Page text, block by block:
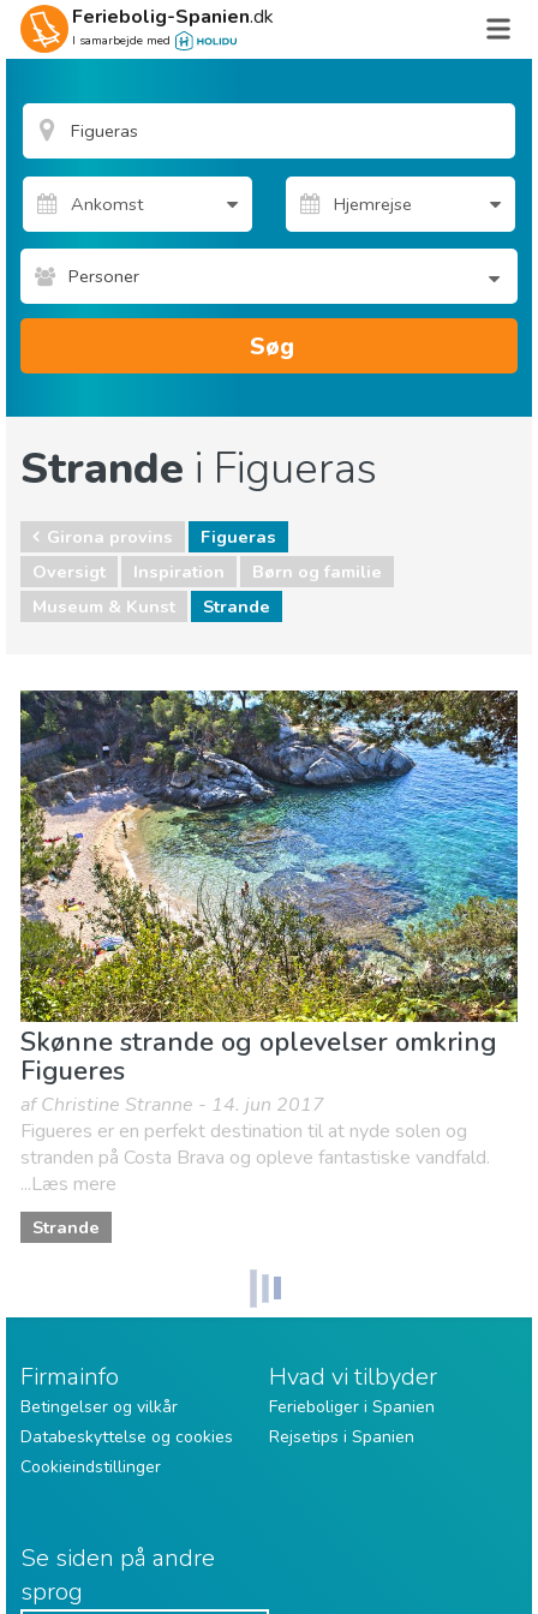
Feriebolig-Spanien.dk
I samarbejde med
Personer
Søg
Strande i Figueras
Girona provins
Figueras
Oversigt
Inspiration
Børn og familie
Museum & Kunst
Strande
Børn og familie
Museum & Kunst Strande
Skønne strande og oplevelser omkring
Figueres
af Christine Stranne - 14. jun 2017
Figueres er en perfekt destination til at nyde solen og
stranden på Costa Brava og opleve fantastiske vandfald.
...Læs mere
Strande
Firmainfo
Betingelser og vilkår
Databeskyttelse og cookies
Cookieindstillinger
Hvad vi tilbyder
Ferieboliger i Spanien
Rejsetips i Spanien
Se siden på andre
sprog